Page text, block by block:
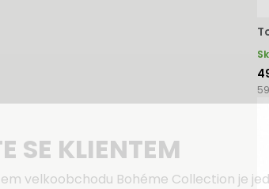
SE KLIENTEM
velkoobchodu Bohéme Collection je